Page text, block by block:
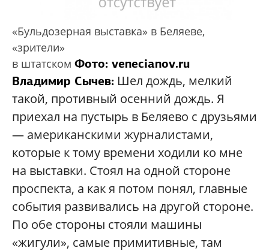
«Бульдозерная выставка» в Беляеве,
«зрители»
в штатском Фото: venecianov.ru
Владимир Сычев: Шел дождь, мелкий
такой, противный осенний дождь. Я
приехал на пустырь в Беляево с друзьями
— американскими журналистами,
которые к тому времени ходили ко мне
на выставки. Cтоял на одной стороне
проспекта, а как я потом понял, главные
события развивались на другой стороне.
По обе стороны стояли машины
«жигули», самые примитивные, там